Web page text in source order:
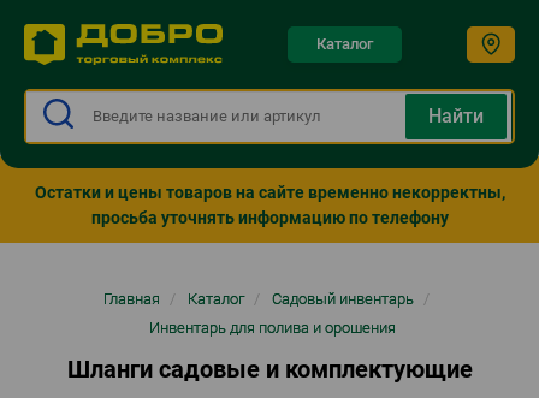
Каталог
Остатки и цены товаров на сайте временно некорректны,
просьба уточнять информацию по телефону
Главная / Каталог / Садовый инвентарь /
Инвентарь для полива и орошения
Шланги садовые и комплектующие